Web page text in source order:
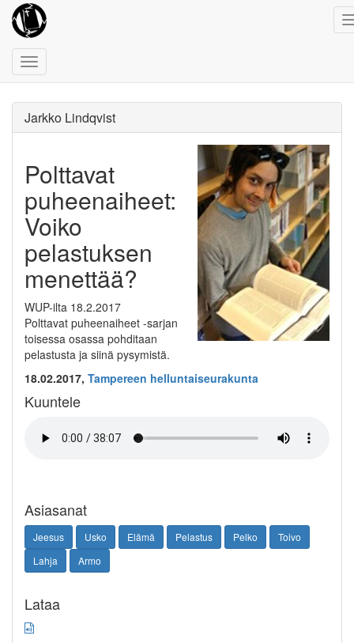
Toggle
navigation
Jarkko Lindqvist
Polttavat
puheenaiheet:
Voiko
pelastuksen
menettää?
WUP-ilta 18.2.2017
Polttavat puheenaiheet -sarjan
toisessa osassa pohditaan
pelastusta ja siinä pysymistä.
18.02.2017, Tampereen helluntaiseurakunta
Kuuntele
Asiasanat
Jeesus Usko Elämä Pelastus Pelko
Toivo
Lahja
Armo
Lataa